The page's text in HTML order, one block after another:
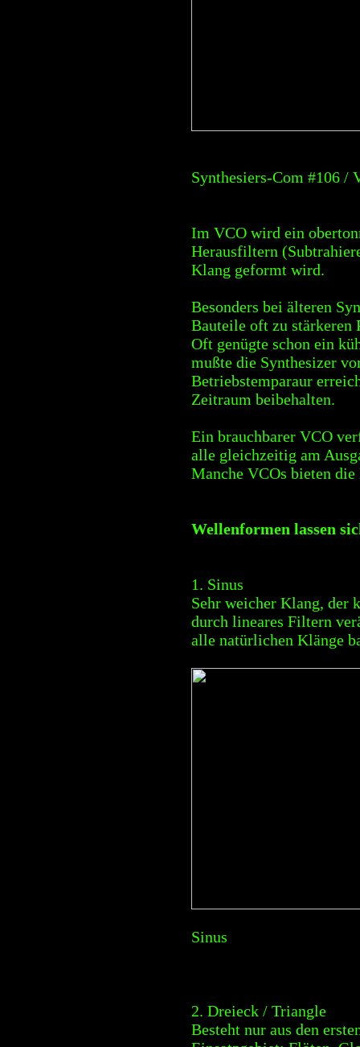
Synthesiers-Com #106 /
Im VCO wird ein
Herausfiltern
Klang geformt wird.
Besonders bei älteren
Bauteile oft zu stärkeren
Oft genügte schon ein
mußte die Synthesizer
Betriebstemparaur
Zeitraum beibehalten.
Ein brauchbarer VCO
alle gleichzeitig am
Manche VCOs bieten
Wellenformen lassen
1. Sinus
Sehr weicher Klang, der
durch lineares Filtern
alle natürlichen Klänge
Sinus
2. Dreieck / Triangle
Besteht nur aus den